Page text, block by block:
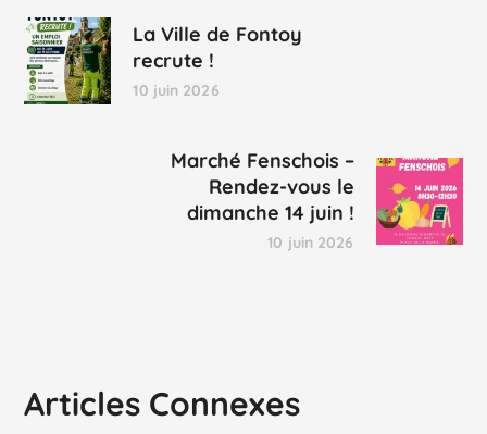
La Ville de Fontoy
recrute !
10 juin 2026
Marché Fenschois –
Rendez-vous le
dimanche 14 juin !
10 juin 2026
Articles Connexes